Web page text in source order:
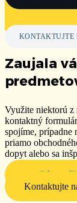
KONTAKTUJTE
Zaujala
Využite niektorú z
kontaktný
spojíme, prípadne
priamo
dopyt alebo sa
Navštívte
Kontaktujte